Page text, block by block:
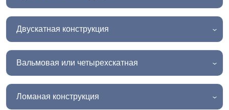
Двускатная конструкция
Вальмовая или четырехскатная
Ломаная конструкция